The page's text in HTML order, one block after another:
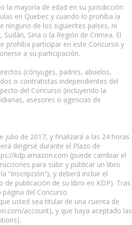
la mayoría de edad en su jurisdicción
en Quebec y cuando lo prohíba la
ninguno de los siguientes países, ni
Siria o la Región de Crimea. El
prohíba participar en este Concurso y
a su participación.
(cónyuges, padres, abuelos,
o contratistas independientes del
del Concurso (incluyendo la
asesores o agencias de
julio de 2017, y finalizará a las 24 horas
dirigirse durante el Plazo de
kdp.amazon.com (puede cambiar el
para subir y publicar un libro
“Inscripción”), y deberá incluir el
publicación de su libro en KDP). Tras
del Concurso
usted sea titular de una cuenta de
account), y que haya aceptado las